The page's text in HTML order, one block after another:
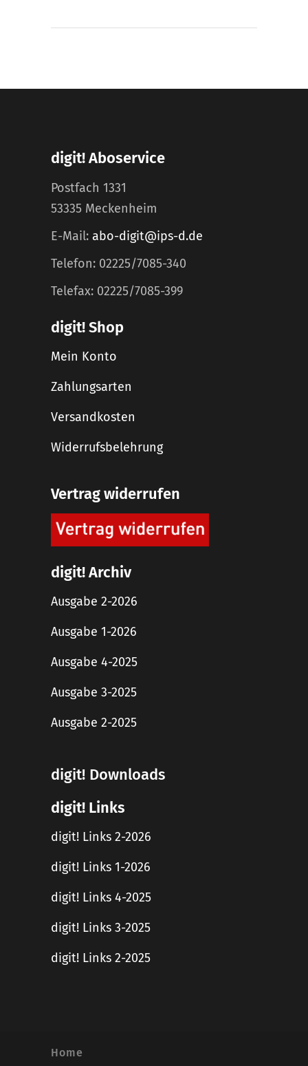
digit! Aboservice
Postfach 1331
53335 Meckenheim
E-Mail: abo-digit@ips-d.de
Telefon: 02225/7085-340
Telefax: 02225/7085-399
digit! Shop
Mein Konto
Zahlungsarten
Versandkosten
Widerrufsbelehrung
Vertrag widerrufen
digit! Archiv
Ausgabe 2-2026
Ausgabe 1-2026
Ausgabe 4-2025
Ausgabe 3-2025
Ausgabe 2-2025
digit! Downloads
digit! Links
digit! Links 2-2026
digit! Links 1-2026
digit! Links 4-2025
digit! Links 3-2025
digit! Links 2-2025
Home